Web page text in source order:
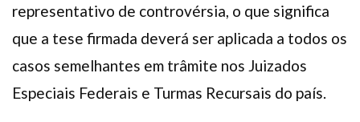
representativo de controvérsia, o que significa
que a tese firmada deverá ser aplicada a todos os
casos semelhantes em trâmite nos Juizados
Especiais Federais e Turmas Recursais do país.